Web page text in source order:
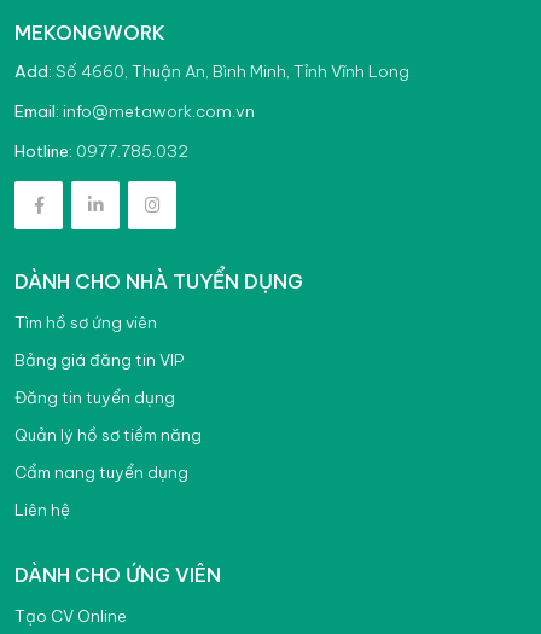
MEKONGWORK
Add: Số 4660, Thuận An, Bình Minh, Tỉnh Vĩnh Long
Email: info@metawork.com.vn
Hotline: 0977.785.032
DÀNH CHO NHÀ TUYỂN DỤNG
Tìm hồ sơ ứng viên
Bảng giá đăng tin VIP
Đăng tin tuyển dụng
Quản lý hồ sơ tiềm năng
Cẩm nang tuyển dụng
Liên hệ
DÀNH CHO ỨNG VIÊN
Tạo CV Online